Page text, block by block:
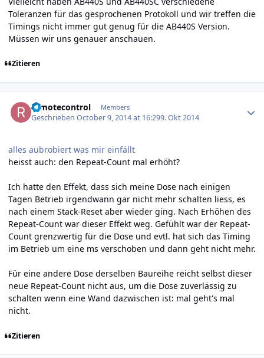
Toleranzen für das gesprochenen Protokoll und wir treffen die
Timings nicht immer gut genug für die AB440S Version.
Müssen wir uns genauer anschauen.
Zitieren
remotecontrol Members
GeschriebenOctober 9, 2014 at 16:299. Okt 2014
alles aubrobiert was mir einfällt
heisst auch: den Repeat-Count mal erhöht?
Ich hatte den Effekt, dass sich meine Dose nach einigen
Tagen Betrieb irgendwann gar nicht mehr schalten liess, es
nach einem Stack-Reset aber wieder ging. Nach Erhöhen des
Repeat-Count war dieser Effekt weg. Gefühlt war der Repeat-
Count grenzwertig für die Dose und evtl. hat sich das Timing
im Betrieb um eine ms verschoben und dann geht nicht mehr.
Für eine andere Dose derselben Baureihe reicht selbst dieser
neue Repeat-Count nicht aus, um die Dose zuverlässig zu
schalten wenn eine Wand dazwischen ist: mal geht's mal
nicht.
Zitieren